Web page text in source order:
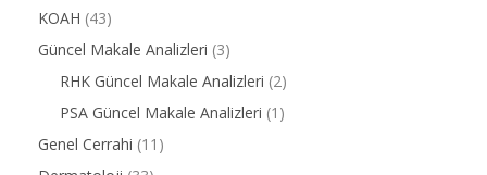
KOAH (43)
Güncel Makale Analizleri (3)
RHK Güncel Makale Analizleri (2)
PSA Güncel Makale Analizleri (1)
Genel Cerrahi (11)